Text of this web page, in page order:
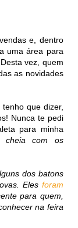
e, dentro
uma área para
vez, quem
as novidades
que dizer,
Nunca te pedi
para minha
cheia com os
dos batons
Eles foram
para quem,
na feira